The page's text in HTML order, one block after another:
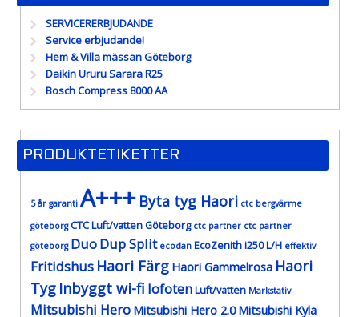
SERVICERERBJUDANDE
Service erbjudande!
Hem & Villa mässan Göteborg
Daikin Ururu Sarara R25
Bosch Compress 8000 AA
PRODUKTETIKETTER
5 år garanti A+++ Byta tyg Haori ctc bergvärme
göteborg CTC Luft/vatten Göteborg ctc partner ctc partner
göteborg DuoDup Split ecodan EcoZenith i250 L/H effektiv
Fritidshus Haori Färg Haori Gammelrosa Haori
Tyg Inbyggt wi-fi lofotenLuft/vatten Markstativ
Mitsubishi Hero Mitsubishi Hero 2.0 Mitsubishi Kyla